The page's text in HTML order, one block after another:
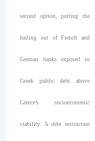
second option, putting the
bailing out of French and
German banks exposed to
Greek public debt above
Greece’s socioeconomic
viability. A debt restructure